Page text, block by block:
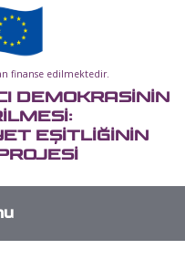
finanse edilmektedir.
DEMOKRASİNİN
EŞİTLİĞİNİN